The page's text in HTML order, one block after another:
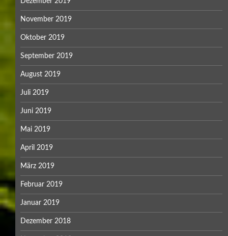
November 2019
Oktober 2019
September 2019
August 2019
Juli 2019
Juni 2019
Mai 2019
April 2019
März 2019
Februar 2019
Januar 2019
Dezember 2018